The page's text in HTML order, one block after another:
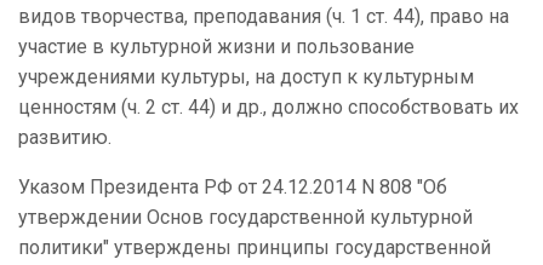
видов творчества, преподавания (ч. 1 ст. 44), право на
участие в культурной жизни и пользование
учреждениями культуры, на доступ к культурным
ценностям (ч. 2 ст. 44) и др., должно способствовать их
развитию.
Указом Президента РФ от 24.12.2014 N 808 "Об
утверждении Основ государственной культурной
политики" утверждены принципы государственной